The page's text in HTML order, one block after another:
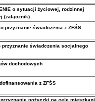
o sytuacji życiowej, rodzinnej
(załącznik)
o przyznanie świadczenia z ZFŚS
przyznanie świadczenia socjalnego
dochodowych
z ZFŚS
pożyczki na cele